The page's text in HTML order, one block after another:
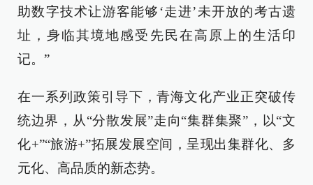
助数字技术让游客能够‘走进’未开放的考古遗
址，身临其境地感受先民在高原上的生活印
记。”
在一系列政策引导下，青海文化产业正突破传
统边界，从“分散发展”走向“集群集聚”，以“文
化+”“旅游+”拓展发展空间，呈现出集群化、多
元化、高品质的新态势。